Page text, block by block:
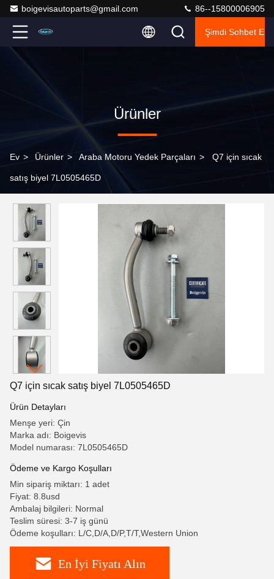
boigevisautoparts@gmail.com 86--15800006905
Şimdi Sohbet Et.
Ürünler
Ev > Ürünler > Araba Motoru Yedek Parçaları > Q7 için sıcak
satış biyel 7L0505465D
Q7 için sıcak satış biyel 7L0505465D
Ürün Detayları
Menşe yeri: Çin
Marka adı: Boigevis
Model numarası: 7L0505465D
Ödeme ve Kargo Koşulları
Min sipariş miktarı: 1 adet
Fiyat: 8.8usd
Ambalaj bilgileri: Normal
Teslim süresi: 3-7 iş günü
Ödeme koşulları: L/C,D/A,D/P,T/T,Western Union
En İyi Fiyatı Alın